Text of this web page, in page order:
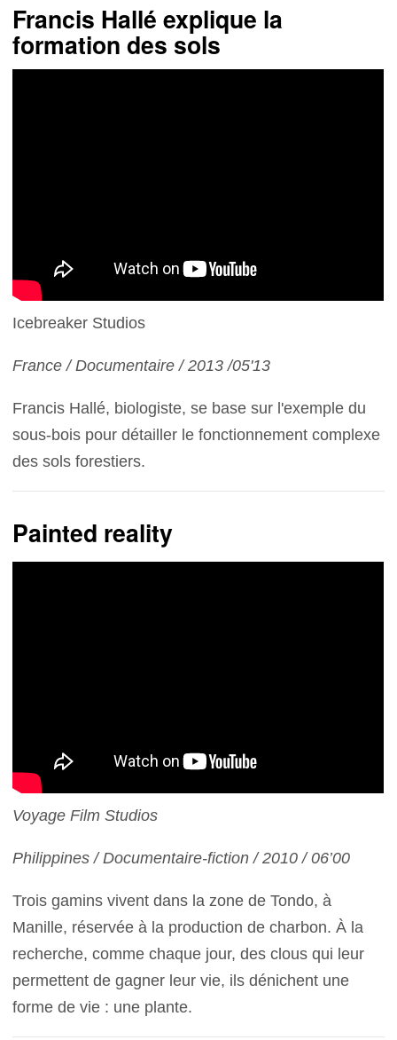
Francis Hallé explique la
formation des sols
Icebreaker Studios
France / Documentaire / 2013 /05'13
Francis Hallé, biologiste, se base sur l'exemple du
sous-bois pour détailler le fonctionnement complexe
des sols forestiers.
Painted reality
Voyage Film Studios
Philippines / Documentaire-fiction / 2010 / 06’00
Trois gamins vivent dans la zone de Tondo, à
Manille, réservée à la production de charbon. À la
recherche, comme chaque jour, des clous qui leur
permettent de gagner leur vie, ils dénichent une
forme de vie : une plante.